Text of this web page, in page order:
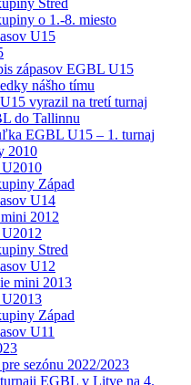
o 1.-8. miesto
U15
zápasov EGBL U15
nášho tímu
vyrazil na tretí turnaj
do Tallinnu
EGBL U15 – 1. turnaj
2010
Západ
U14
2012
Stred
U12
mini 2013
Západ
U11
sezónu 2022/2023
EGBL v Litve na 4.